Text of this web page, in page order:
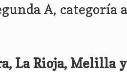
A,
La Rioja, Melilla